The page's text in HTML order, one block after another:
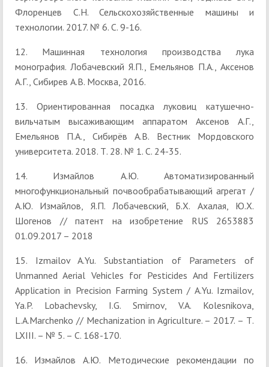
Флоренцев С.Н. Сельскохозяйственные машины и
технологии. 2017. № 6. С. 9-16.
12. Машинная технология производства лука
монография. Лобачевский Я.П., Емельянов П.А., Аксенов
А.Г., Сибирев А.В. Москва, 2016.
13. Ориентированная посадка луковиц катушечно-
вильчатым высаживающим аппаратом Аксенов А.Г.,
Емельянов П.А., Сибирёв А.В. Вестник Мордовского
университета. 2018. Т. 28. № 1. С. 24-35.
14. Измайлов А.Ю. Автоматизированный
многофункциональный почвообрабатывающий агрегат /
А.Ю. Измайлов, Я.П. Лобачевский, Б.Х. Ахалая, Ю.Х.
Шогенов // патент на изобретение RUS 2653883
01.09.2017 – 2018
15. Izmailov A.Yu. Substantiation of Parameters of
Unmanned Aerial Vehicles for Pesticides And Fertilizers
Application in Precision Farming System / A.Yu. Izmailov,
Ya.P. Lobachevsky, I.G. Smirnov, V.A. Kolesnikova,
L.A.Marchenko // Mechanization in Agriculture. – 2017. – Т.
LXIII. – № 5. – С. 168-170.
16. Измайлов А.Ю. Методические рекомендации по